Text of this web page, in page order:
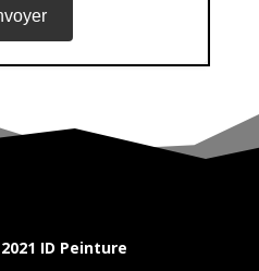
ID Peinture